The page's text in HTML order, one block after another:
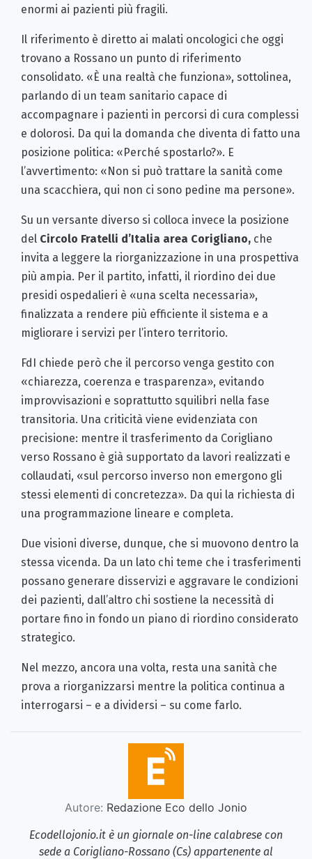
enormi ai pazienti più fragili.
Il riferimento è diretto ai malati oncologici che oggi
trovano a Rossano un punto di riferimento
consolidato. «È una realtà che funziona», sottolinea,
parlando di un team sanitario capace di
accompagnare i pazienti in percorsi di cura complessi
e dolorosi. Da qui la domanda che diventa di fatto una
posizione politica: «Perché spostarlo?». E
l’avvertimento: «Non si può trattare la sanità come
una scacchiera, qui non ci sono pedine ma persone».
Su un versante diverso si colloca invece la posizione
del Circolo Fratelli d’Italia area Corigliano, che
invita a leggere la riorganizzazione in una prospettiva
più ampia. Per il partito, infatti, il riordino dei due
presidi ospedalieri è «una scelta necessaria»,
finalizzata a rendere più efficiente il sistema e a
migliorare i servizi per l’intero territorio.
FdI chiede però che il percorso venga gestito con
«chiarezza, coerenza e trasparenza», evitando
improvvisazioni e soprattutto squilibri nella fase
transitoria. Una criticità viene evidenziata con
precisione: mentre il trasferimento da Corigliano
verso Rossano è già supportato da lavori realizzati e
collaudati, «sul percorso inverso non emergono gli
stessi elementi di concretezza». Da qui la richiesta di
una programmazione lineare e completa.
Due visioni diverse, dunque, che si muovono dentro la
stessa vicenda. Da un lato chi teme che i trasferimenti
possano generare disservizi e aggravare le condizioni
dei pazienti, dall’altro chi sostiene la necessità di
portare fino in fondo un piano di riordino considerato
strategico.
Nel mezzo, ancora una volta, resta una sanità che
prova a riorganizzarsi mentre la politica continua a
interrogarsi – e a dividersi – su come farlo.
Autore: Redazione Eco dello Jonio
Ecodellojonio.it è un giornale on-line calabrese con
sede a Corigliano-Rossano (Cs) appartenente al